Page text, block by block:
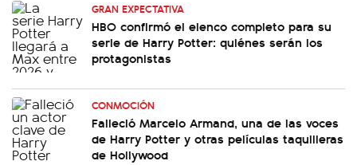
GRAN EXPECTATIVA
HBO confirmó el elenco completo para su
serie de Harry Potter: quiénes serán los
protagonistas
CONMOCIÓN
Falleció Marcelo Armand, una de las voces
de Harry Potter y otras películas taquilleras
de Hollywood